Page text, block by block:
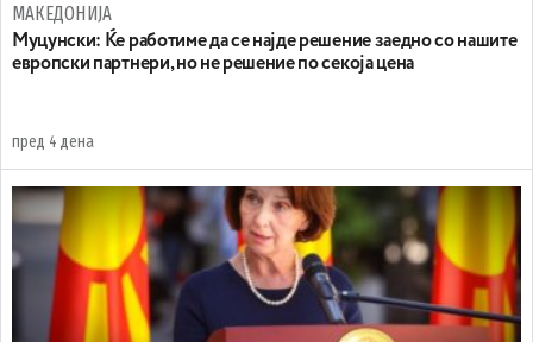
МАКЕДОНИЈА
Муцунски: Ќе работиме да се најде решение заедно со нашите
европски партнери, но не решение по секоја цена
пред 4 дена